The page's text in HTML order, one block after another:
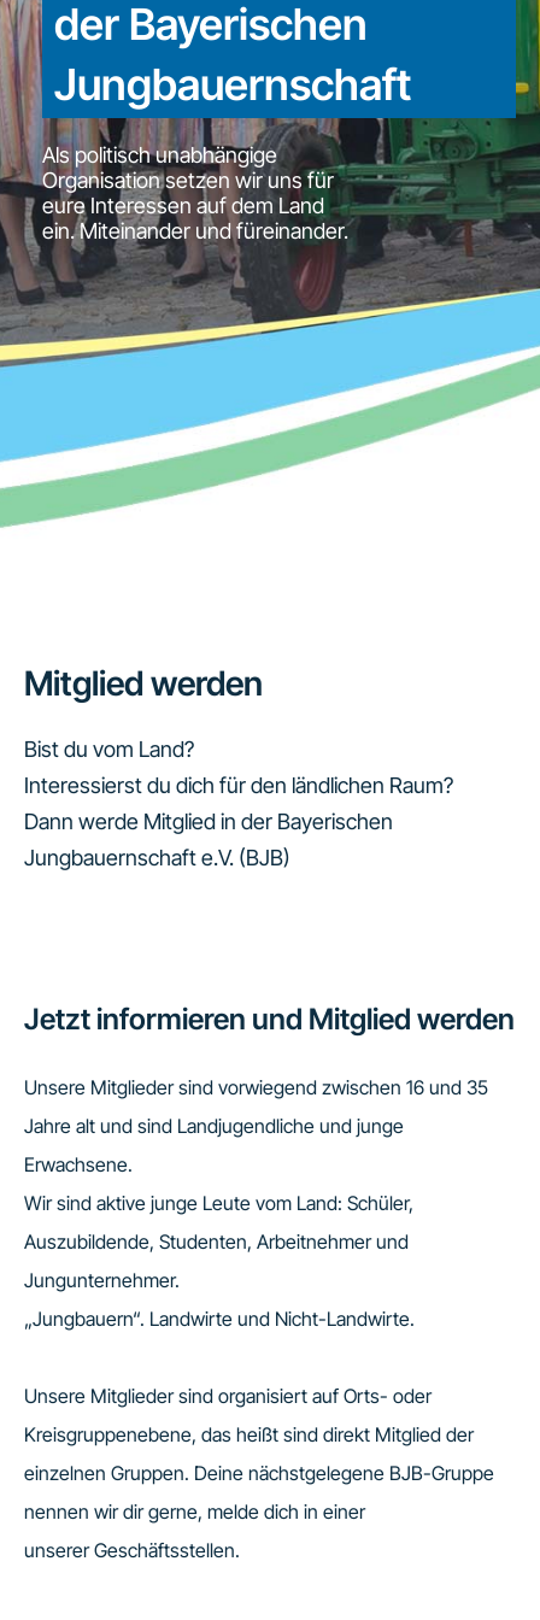
der Bayerischen
Jungbauernschaft
Als politisch unabhängige
Organisation setzen wir uns für
eure Interessen auf dem Land
ein. Miteinander und füreinander.
Mitglied werden
Bist du vom Land?
Interessierst du dich für den ländlichen Raum?
Dann werde Mitglied in der Bayerischen
Jungbauernschaft e.V. (BJB)
Jetzt informieren und Mitglied werden
Unsere Mitglieder sind vorwiegend zwischen 16 und 35
Jahre alt und sind Landjugendliche und junge
Erwachsene.
Wir sind aktive junge Leute vom Land: Schüler,
Auszubildende, Studenten, Arbeitnehmer und
Jungunternehmer.
„Jungbauern“. Landwirte und Nicht-Landwirte.
Unsere Mitglieder sind organisiert auf Orts- oder
Kreisgruppenebene, das heißt sind direkt Mitglied der
einzelnen Gruppen. Deine nächstgelegene BJB-Gruppe
nennen wir dir gerne, melde dich in einer
unserer Geschäftsstellen.